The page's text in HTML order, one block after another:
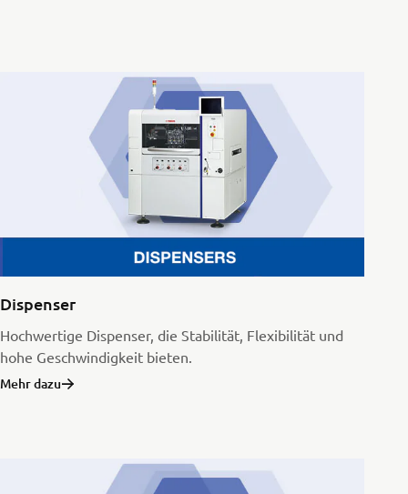
Dispenser
Hochwertige Dispenser, die Stabilität, Flexibilität und
hohe Geschwindigkeit bieten.
Mehr dazu